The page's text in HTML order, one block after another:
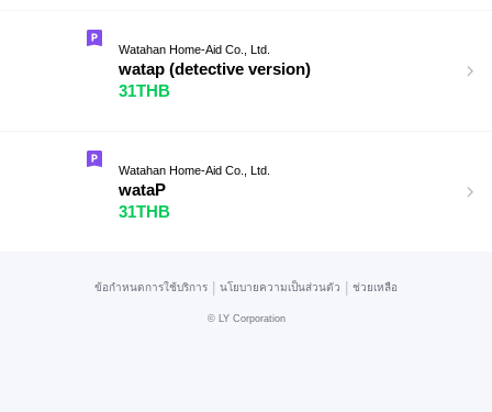
Watahan Home-Aid Co., Ltd.
watap (detective version)
31THB
Watahan Home-Aid Co., Ltd.
wataP
31THB
ข้อกำหนดการใช้บริการ นโยบายความเป็นส่วนตัว ช่วยเหลือ
© LY Corporation